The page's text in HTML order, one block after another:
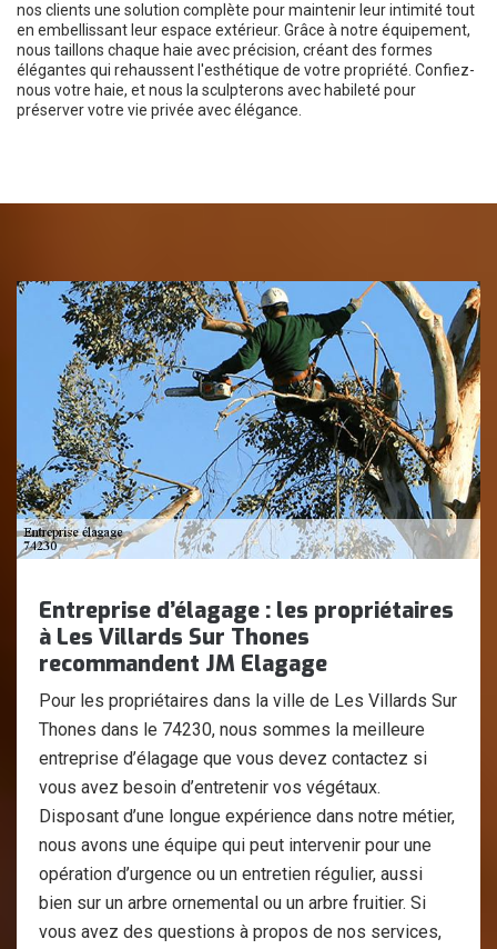
nos clients une solution complète pour maintenir leur intimité tout
en embellissant leur espace extérieur. Grâce à notre équipement,
nous taillons chaque haie avec précision, créant des formes
élégantes qui rehaussent l'esthétique de votre propriété. Confiez-
nous votre haie, et nous la sculpterons avec habileté pour
préserver votre vie privée avec élégance.
Entreprise d’élagage : les propriétaires
à Les Villards Sur Thones
recommandent JM Elagage
Pour les propriétaires dans la ville de Les Villards Sur
Thones dans le 74230, nous sommes la meilleure
entreprise d’élagage que vous devez contactez si
vous avez besoin d’entretenir vos végétaux.
Disposant d’une longue expérience dans notre métier,
nous avons une équipe qui peut intervenir pour une
opération d’urgence ou un entretien régulier, aussi
bien sur un arbre ornemental ou un arbre fruitier. Si
vous avez des questions à propos de nos services,